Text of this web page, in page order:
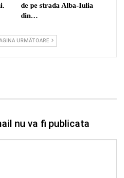
de pe strada Alba-Iulia
din…
URMĂTOARE
nu va fi publicata